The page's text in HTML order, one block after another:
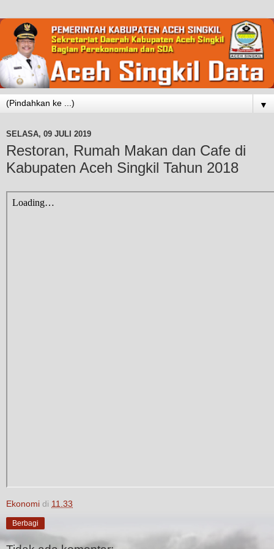
▼
SELASA, 09 JULI 2019
Restoran, Rumah Makan dan Cafe di
Kabupaten Aceh Singkil Tahun 2018
Ekonomi di 11.33
Berbagi